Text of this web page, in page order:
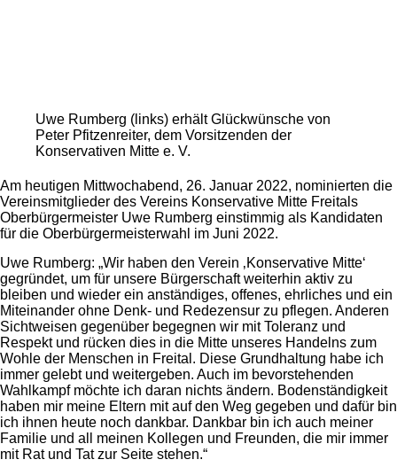
Uwe Rumberg (links) erhält Glückwünsche von
Peter Pfitzenreiter, dem Vorsitzenden der
Konservativen Mitte e. V.
Am heutigen Mittwochabend, 26. Januar 2022, nominierten die
Vereinsmitglieder des Vereins Konservative Mitte Freitals
Oberbürgermeister Uwe Rumberg einstimmig als Kandidaten
für die Oberbürgermeisterwahl im Juni 2022.
Uwe Rumberg: „Wir haben den Verein ‚Konservative Mitte‘
gegründet, um für unsere Bürgerschaft weiterhin aktiv zu
bleiben und wieder ein anständiges, offenes, ehrliches und ein
Miteinander ohne Denk- und Redezensur zu pflegen. Anderen
Sichtweisen gegenüber begegnen wir mit Toleranz und
Respekt und rücken dies in die Mitte unseres Handelns zum
Wohle der Menschen in Freital. Diese Grundhaltung habe ich
immer gelebt und weitergeben. Auch im bevorstehenden
Wahlkampf möchte ich daran nichts ändern. Bodenständigkeit
haben mir meine Eltern mit auf den Weg gegeben und dafür bin
ich ihnen heute noch dankbar. Dankbar bin ich auch meiner
Familie und all meinen Kollegen und Freunden, die mir immer
mit Rat und Tat zur Seite stehen.“